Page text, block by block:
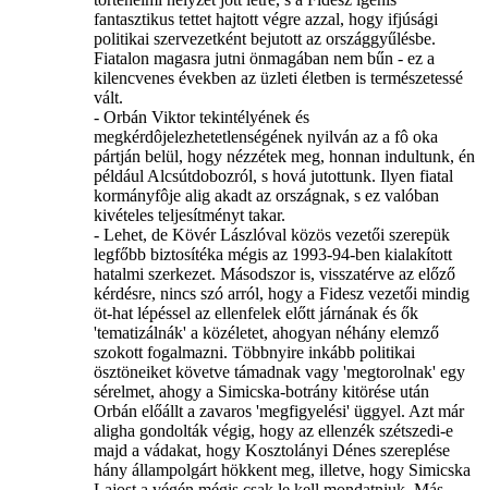
fantasztikus tettet hajtott végre azzal, hogy ifjúsági
politikai szervezetként bejutott az országgyűlésbe.
Fiatalon magasra jutni önmagában nem bűn - ez a
kilencvenes években az üzleti életben is természetessé
vált.
- Orbán Viktor tekintélyének és
megkérdôjelezhetetlenségének nyilván az a fô oka
pártján belül, hogy nézzétek meg, honnan indultunk, én
például Alcsútdobozról, s hová jutottunk. Ilyen fiatal
kormányfôje alig akadt az országnak, s ez valóban
kivételes teljesítményt takar.
- Lehet, de Kövér Lászlóval közös vezetői szerepük
legfőbb biztosítéka mégis az 1993-94-ben kialakított
hatalmi szerkezet. Másodszor is, visszatérve az előző
kérdésre, nincs szó arról, hogy a Fidesz vezetői mindig
öt-hat lépéssel az ellenfelek előtt járnának és ők
'tematizálnák' a közéletet, ahogyan néhány elemző
szokott fogalmazni. Többnyire inkább politikai
ösztöneiket követve támadnak vagy 'megtorolnak' egy
sérelmet, ahogy a Simicska-botrány kitörése után
Orbán előállt a zavaros 'megfigyelési' üggyel. Azt már
aligha gondolták végig, hogy az ellenzék szétszedi-e
majd a vádakat, hogy Kosztolányi Dénes szereplése
hány állampolgárt hökkent meg, illetve, hogy Simicska